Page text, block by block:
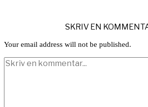
SKRIV EN
Your email address will not be published.